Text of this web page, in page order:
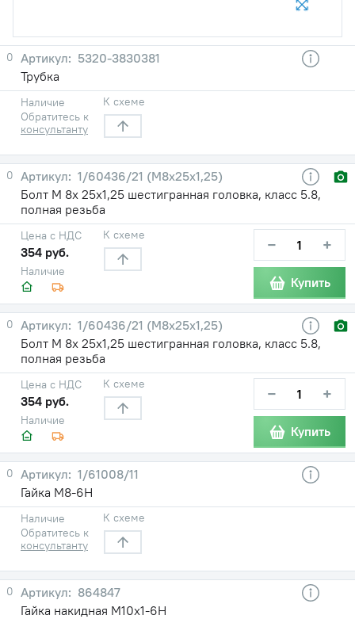
0
5320-3830381
Трубка
Наличие
Обратитесь к
консультанту
К схеме
0
1/60436/21 (М8х25х1,25)
Болт М 8х 25х1,25 шестигранная головка, класс 5.8,
полная резьба
Наличие
Цена с НДС
354 руб.
К схеме − +
Купить
0
1/60436/21 (М8х25х1,25)
Болт М 8х 25х1,25 шестигранная головка, класс 5.8,
полная резьба
Наличие
Цена с НДС
354 руб.
К схеме − +
Купить
0
1/61008/11
Гайка М8-6Н
Наличие
Обратитесь к
консультанту
К схеме
0
864847
Гайка накидная М10х1-6Н